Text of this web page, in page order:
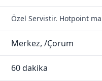
Özel Servistir. Hotpoint
Merkez, /Çorum
60 dakika